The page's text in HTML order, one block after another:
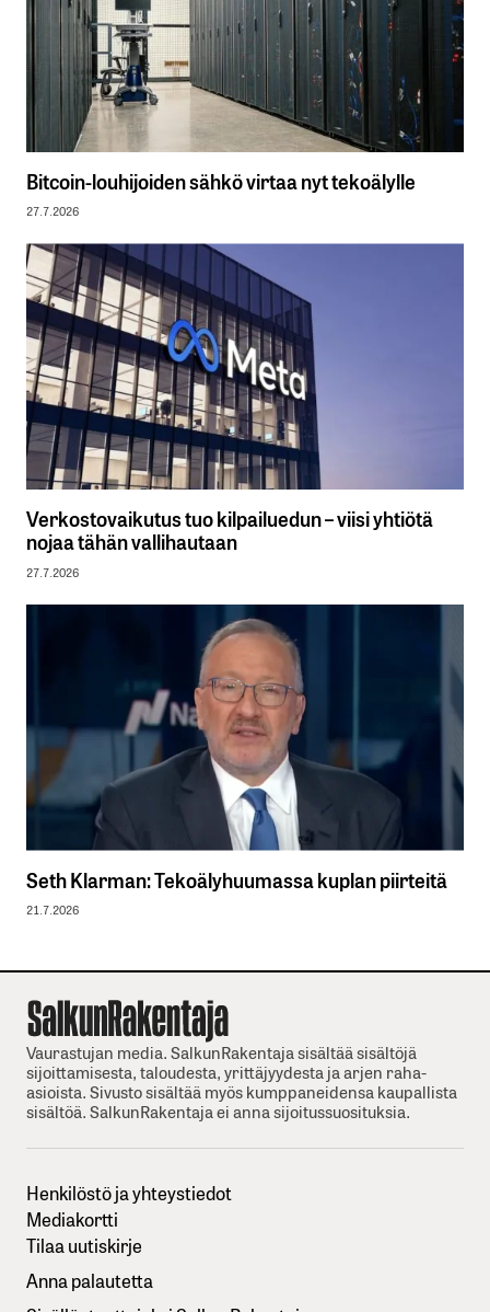
Bitcoin-louhijoiden sähkö virtaa nyt tekoälylle
27.7.2026
Verkostovaikutus tuo kilpailuedun – viisi yhtiötä
nojaa tähän vallihautaan
27.7.2026
Seth Klarman: Tekoälyhuumassa kuplan piirteitä
21.7.2026
Vaurastujan media. SalkunRakentaja sisältää sisältöjä
sijoittamisesta, taloudesta, yrittäjyydesta ja arjen raha-
asioista. Sivusto sisältää myös kumppaneidensa kaupallista
sisältöä. SalkunRakentaja ei anna sijoitussuosituksia.
Henkilöstö ja yhteystiedot
Mediakortti
Tilaa uutiskirje
Anna palautetta